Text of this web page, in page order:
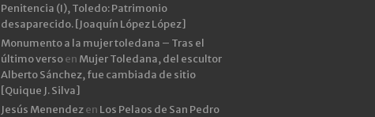
Penitencia (I), Toledo: Patrimonio
desaparecido. [Joaquín López López]
Monumento a la mujer toledana – Tras el
último versoen Mujer Toledana, del escultor
Alberto Sánchez, fue cambiada de sitio
[Quique J. Silva]
Jesús Menendezen Los Pelaos de San Pedro